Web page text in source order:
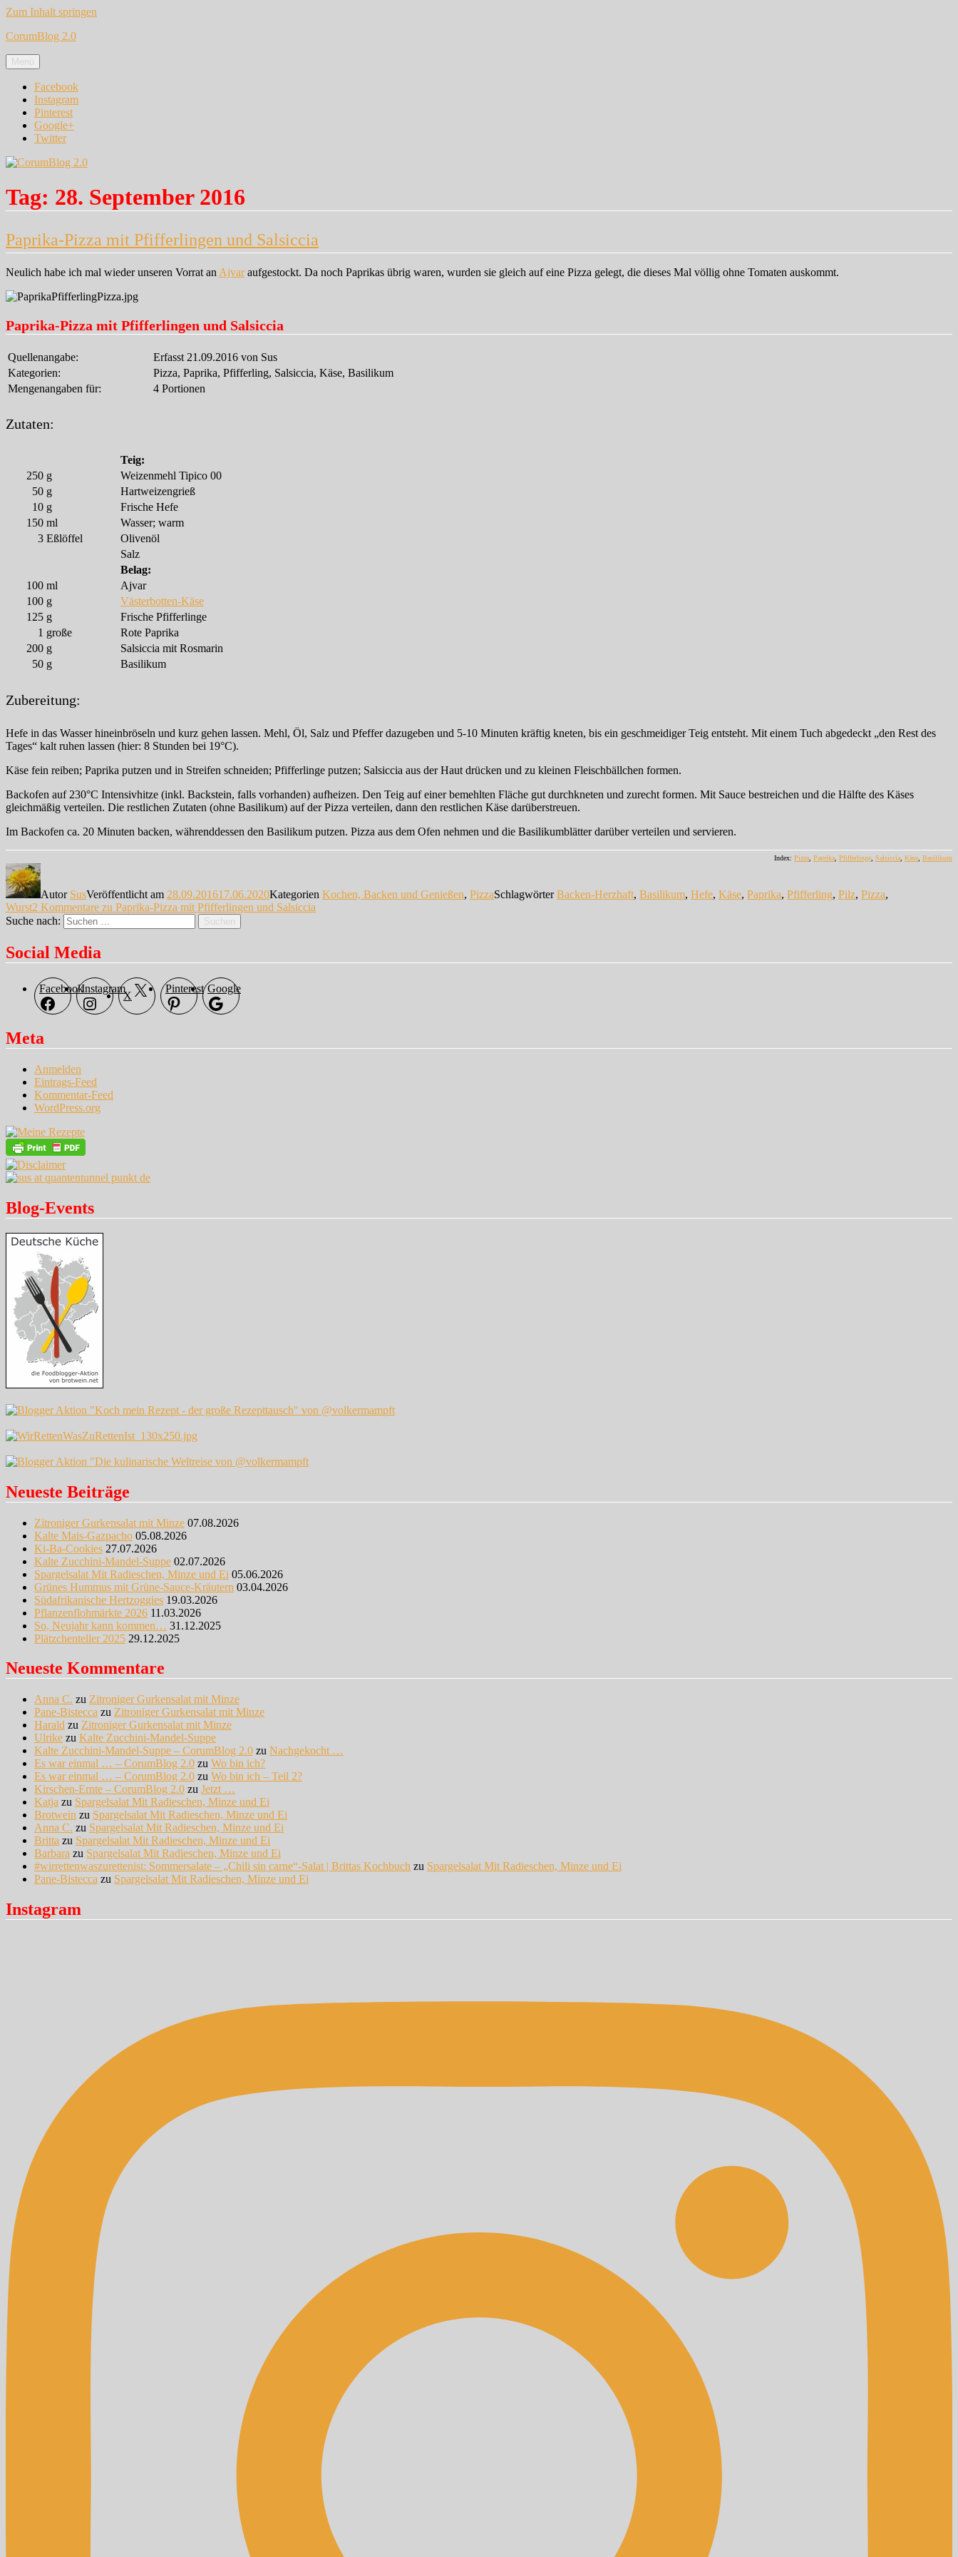
Zum Inhalt springen
CorumBlog 2.0
Menü
Facebook
Instagram
Pinterest
Google+
Twitter
Tag: 28. September 2016
Paprika-Pizza mit Pfifferlingen und Salsiccia
Neulich habe ich mal wieder unseren Vorrat an Ajvaraufgestockt. Da noch Paprikas übrig waren, wurden sie gleich auf eine Pizza gelegt, die dieses Mal völlig ohne Tomaten auskommt.
Paprika-Pizza mit Pfifferlingen und Salsiccia
Quellenangabe:
Erfasst 21.09.2016 von Sus
Kategorien:
Pizza, Paprika, Pfifferling, Salsiccia, Käse, Basilikum
Mengenangaben für:
4 Portionen
Zutaten:
Teig:
250 g
Weizenmehl Tipico 00
50 g
Hartweizengrieß
10 g
Frische Hefe
150 ml
Wasser; warm
3 Eßlöffel
Olivenöl
Salz
Belag:
100 ml
Ajvar
100 g
Västerbotten-Käse
125 g
Frische Pfifferlinge
1 große
Rote Paprika
200 g
Salsiccia mit Rosmarin
50 g Basilikum
Zubereitung:
Hefe in das Wasser hineinbröseln und kurz gehen lassen. Mehl, Öl, Salz und Pfeffer dazugeben und 5-10 Minuten kräftig kneten, bis ein geschmeidiger Teig entsteht. Mit einem Tuch abgedeckt „den Rest des
Tages“ kalt ruhen lassen (hier: 8 Stunden bei 19°C).
Käse fein reiben; Paprika putzen und in Streifen schneiden; Pfifferlinge putzen; Salsiccia aus der Haut drücken und zu kleinen Fleischbällchen formen.
Backofen auf 230°C Intensivhitze (inkl. Backstein, falls vorhanden) aufheizen. Den Teig auf einer bemehlten Fläche gut durchkneten und zurecht formen. Mit Sauce bestreichen und die Hälfte des Käses
gleichmäßig verteilen. Die restlichen Zutaten (ohne Basilikum) auf der Pizza verteilen, dann den restlichen Käse darüberstreuen.
Im Backofen ca. 20 Minuten backen, währenddessen den Basilikum putzen. Pizza aus dem Ofen nehmen und die Basilikumblätter darüber verteilen und servieren.
Index: Pizza, Paprika, Pfifferlinge, Salsiccia, Käse, Basilikum
Autor SusVeröffentlicht am 28.09.201617.06.2020Kategorien Kochen, Backen und Genießen, PizzaSchlagwörterBacken-Herzhaft, Basilikum, Hefe, Käse, Paprika, Pfifferling, Pilz, Pizza,
Wurst2 Kommentare zu Paprika-Pizza mit Pfifferlingen und Salsiccia
Suche nach:
Suchen
Social Media
FacebookInstagram
X
Pinterest Google
Meta
Anmelden
Eintrags-Feed
Kommentar-Feed
WordPress.org
Blog-Events
Neueste Beiträge
Zitroniger Gurkensalat mit Minze 07.08.2026
Kalte Mais-Gazpacho 05.08.2026
Ki-Ba-Cookies 27.07.2026
Kalte Zucchini-Mandel-Suppe 02.07.2026
Spargelsalat Mit Radieschen, Minze und Ei 05.06.2026
Grünes Hummus mit Grüne-Sauce-Kräutern 03.04.2026
Südafrikanische Hertzoggies 19.03.2026
Pflanzenflohmärkte 2026 11.03.2026
So, Neujahr kann kommen… 31.12.2025
Plätzchenteller 2025 29.12.2025
Neueste Kommentare
Anna C. zu Zitroniger Gurkensalat mit Minze
Pane-Bistecca zu Zitroniger Gurkensalat mit Minze
Harald zu Zitroniger Gurkensalat mit Minze
Ulrike zu Kalte Zucchini-Mandel-Suppe
Kalte Zucchini-Mandel-Suppe – CorumBlog 2.0 zu Nachgekocht …
Es war einmal … – CorumBlog 2.0 zu Wo bin ich?
Es war einmal … – CorumBlog 2.0 zu Wo bin ich – Teil 2?
Kirschen-Ernte – CorumBlog 2.0 zu Jetzt …
Katja zu Spargelsalat Mit Radieschen, Minze und Ei
Brotwein zu Spargelsalat Mit Radieschen, Minze und Ei
Anna C. zu Spargelsalat Mit Radieschen, Minze und Ei
Britta zu Spargelsalat Mit Radieschen, Minze und Ei
Barbara zu Spargelsalat Mit Radieschen, Minze und Ei
#wirrettenwaszurettenist: Sommersalate – „Chili sin carne“-Salat | Brittas Kochbuch zu Spargelsalat Mit Radieschen, Minze und Ei
Pane-Bistecca zu Spargelsalat Mit Radieschen, Minze und Ei
Instagram